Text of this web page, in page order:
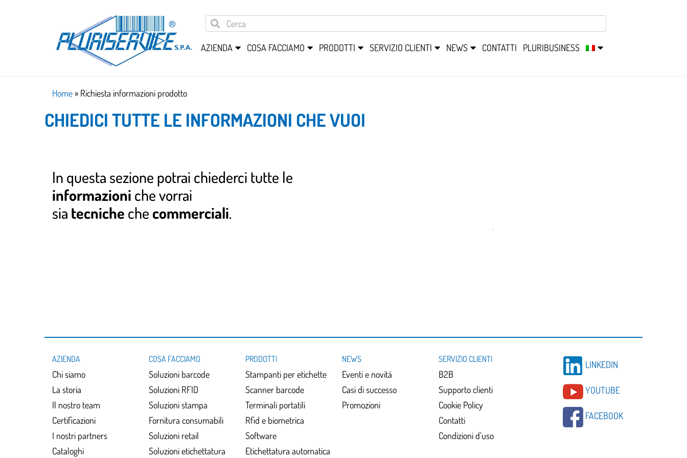
AZIENDA COSA FACCIAMO PRODOTTI SERVIZIO CLIENTI NEWS CONTATTI PLURIBUSINESS
Home» Richiesta informazioni prodotto
CHIEDICI TUTTE LE INFORMAZIONI CHE VUOI
In questa sezione potrai chiederci tutte le
informazioni che vorrai
sia tecniche che commerciali.
AZIENDA
Chi siamo
La storia
Il nostro team
Certificazioni
I nostri partners
Cataloghi
COSA FACCIAMO
Soluzioni barcode
Soluzioni RFID
Soluzioni stampa
Fornitura consumabili
Soluzioni retail
Soluzioni etichettatura
PRODOTTI
Stampanti per etichette
Scanner barcode
Terminali portatili
Rfid e biometrica
Software
Etichettatura automatica
NEWS
Eventi e novità
Casi di successo
Promozioni
SERVIZIO CLIENTI
B2B
Supporto clienti
Cookie Policy
Contatti
Condizioni d’uso
LINKEDIN
YOUTUBE
FACEBOOK